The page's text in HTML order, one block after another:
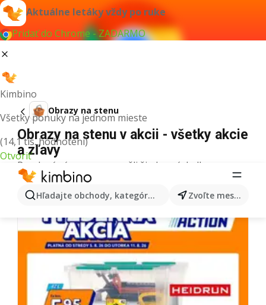
Aktuálne letáky vždy po ruke
Pridať do Chrome - ZADARMO
Kimbino
Všetky ponuky na jednom mieste
(14,1 tis. hodnotení)
Otvoriť
Hľadajte obchody, kategórie, produkty... Zvoľte mesto
Obrazy na stenu
Obrazy na stenu v akcii - všetky akcie
a zľavy
Pre daný výraz sme nenašli žiadne výsledky.
Ďalšie letáky z kategórie